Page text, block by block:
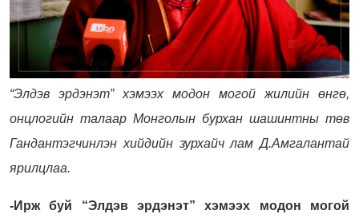
“Элдэв эрдэнэт” хэмээх модон могой
жилийн өнгө,
онцлогийн талаар Монголын бурхан шашинтны төв
Гандантэгчинлэн хийдийн зурхайч лам Д.Амгалантай
ярилцлаа.
-Ирж буй “Элдэв эрдэнэт” хэмээх модон могой